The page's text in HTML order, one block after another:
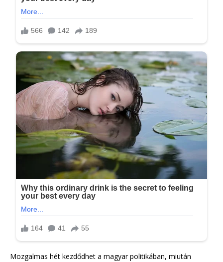
Mozgalmas hét kezdődhet a magyar politikában, miután